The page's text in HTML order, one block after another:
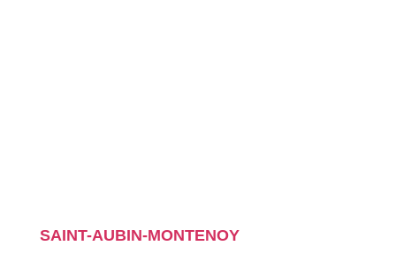
SAINT-AUBIN-MONTENOY